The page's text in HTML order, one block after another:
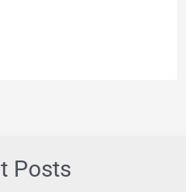
Posts